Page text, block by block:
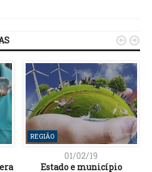
REGIÃO
01/02/19
Estado e município
 